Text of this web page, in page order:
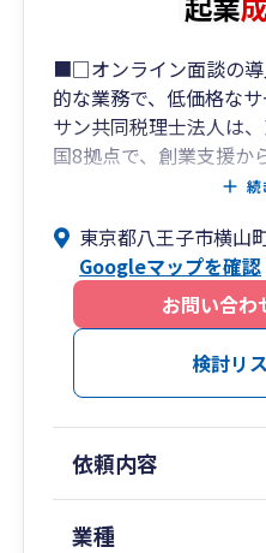
■□オンライン面談の導
的な業務で、低価格な
サン共同税理士法人は
国8拠点で、創業支援か
あらゆるニーズに対応
税務申告、記帳代行の
行政書士・司法書士と
支援から、節税財務支
拡大、IPO支援までワ
山ビル東館15階
・板橋オフィス： 東
ル1Ｆ
続
東京都八王子市横山
Googleマップを確認
お問い合わ
検討リ
依頼内容
業種